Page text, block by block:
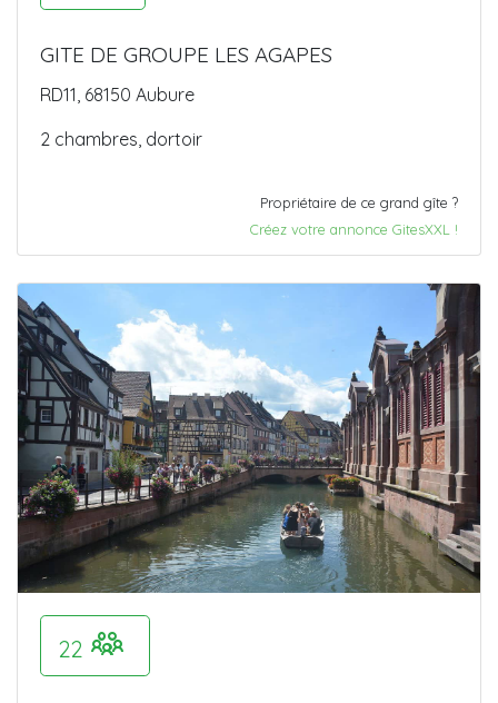
GITE DE GROUPE LES AGAPES
RD11, 68150 Aubure
2 chambres, dortoir
Propriétaire de ce grand gîte ?
Créez votre annonce GitesXXL !
22